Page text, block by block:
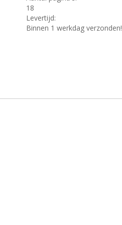
18
Levertijd:
Binnen 1 werkdag verzonden!